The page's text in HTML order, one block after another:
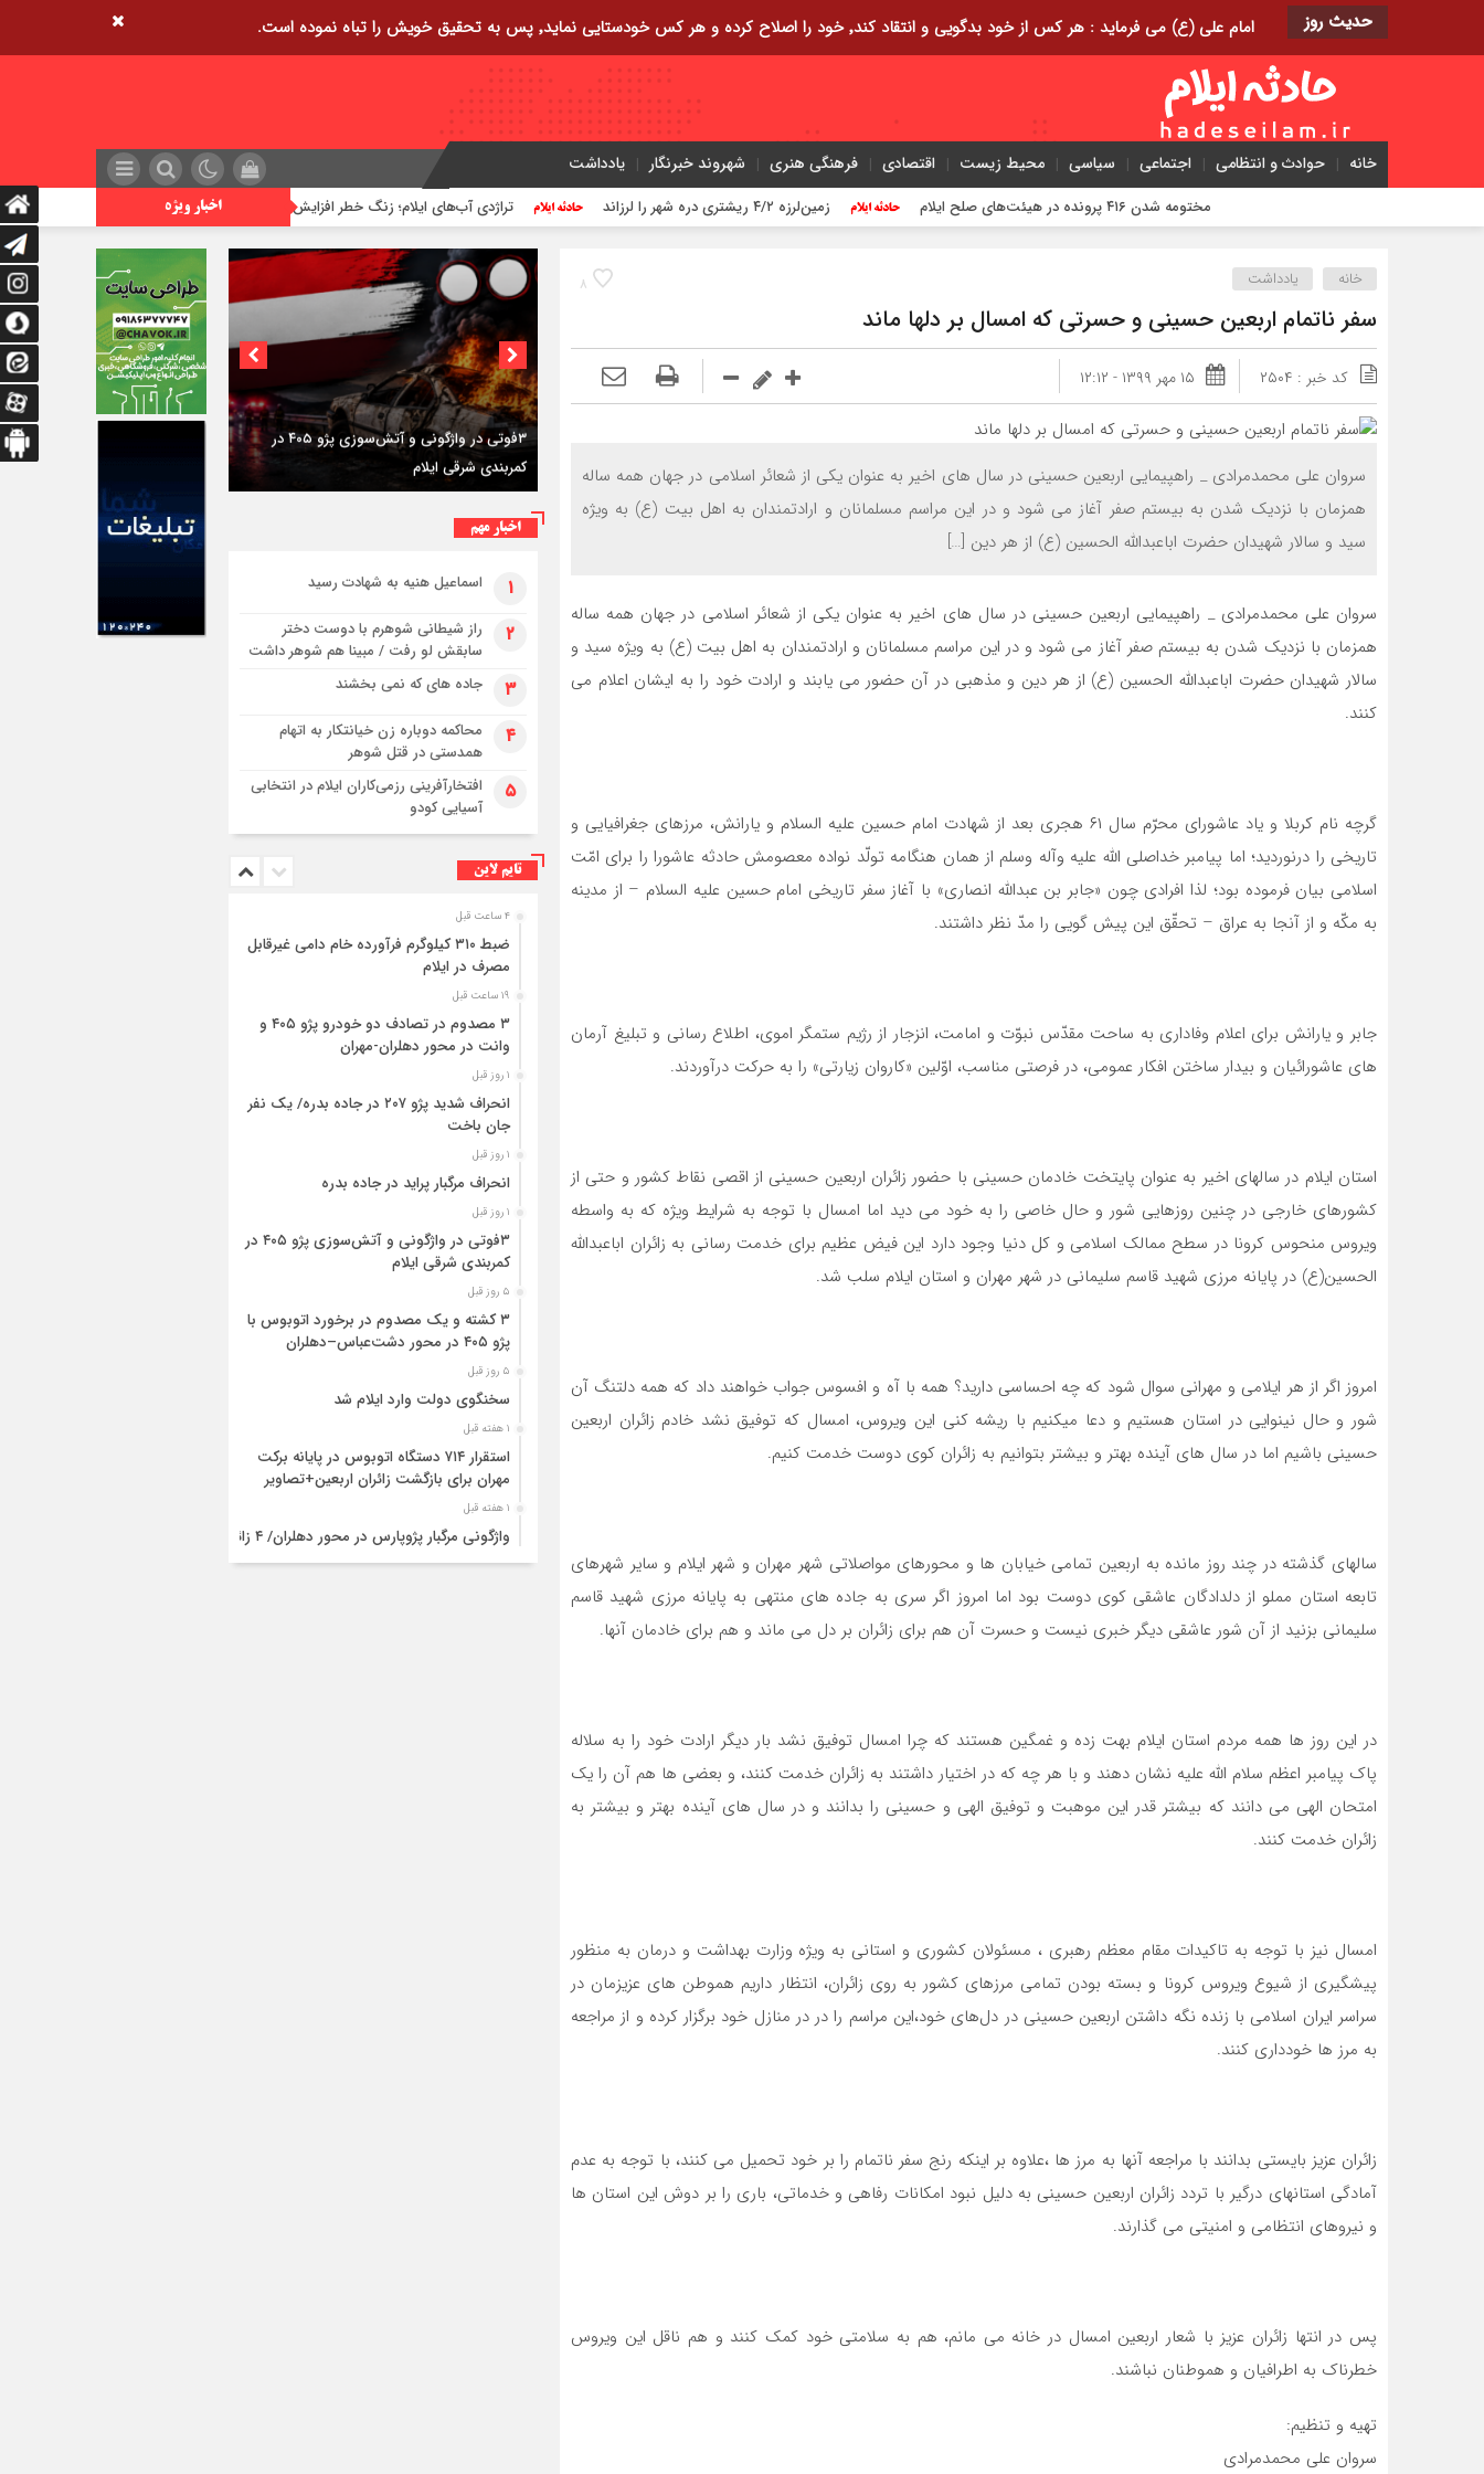
حدیث روز امام علی (ع) می فرماید : هر کس از خود بدگویی و انتقاد کند٬ خود را اصلاح کرده و هر کس خودستایی نماید٬ پس به تحقیق خویش را تباه نموده است.
خانه حوادث و انتظامی اجتماعی سیاسی محیط زیست اقتصادی فرهنگی هنری شهروند خبرنگار یادداشت
اخبار ویژه مختومه شدن ۴۱۶ پرونده در هیئت‌های صلح ایلام زمین‌لرزه ۴/۲ ریشتری دره شهر را لرزاند تراژدی آب‌های ایلام؛ زنگ خطر افزایش غرق شدگی ها زمین‌لرزه ۲/۵ ریشتری مورموری را لرزاند
۸ خانه یادداشت
سفر ناتمام اربعین حسینی و حسرتی که امسال بر دلها ماند
کد خبر : ۲۵۰۴ ۱۵ مهر ۱۳۹۹ - ۱۲:۱۲
سروان علی محمدمرادی _ راهپیمایی اربعین حسینی در سال های اخیر به عنوان یکی از شعائر اسلامی در جهان همه ساله
همزمان با نزدیک شدن به بیستم صفر آغاز می شود و در این مراسم مسلمانان و ارادتمندان به اهل بیت (ع) به ویژه
سید و سالار شهیدان حضرت اباعبدالله الحسین (ع) از هر دین […]
سروان علی محمدمرادی _ راهپیمایی اربعین حسینی در سال های اخیر به عنوان یکی از شعائر اسلامی در جهان همه ساله
همزمان با نزدیک شدن به بیستم صفر آغاز می شود و در این مراسم مسلمانان و ارادتمندان به اهل بیت (ع) به ویژه سید و
سالار شهیدان حضرت اباعبدالله الحسین (ع) از هر دین و مذهبی در آن حضور می یابند و ارادت خود را به ایشان اعلام می
کنند.
گرچه نام کربلا و یاد عاشورای محرّم سال ۶۱ هجری بعد از شهادت امام حسین علیه السلام و یارانش، مرزهای جغرافیایی و
تاریخی را درنوردید؛ اما پیامبر خداصلی الله علیه وآله وسلم از همان هنگامه تولّد نواده معصومش حادثه عاشورا را برای امّت
اسلامی بیان فرموده بود؛ لذا افرادی چون «جابر بن عبدالله انصاری» با آغاز سفر تاریخی امام حسین علیه السلام – از مدینه
به مکّه و از آنجا به عراق – تحقّق این پیش گویی را مدّ نظر داشتند.
جابر و یارانش برای اعلام وفاداری به ساحت مقدّس نبوّت و امامت، انزجار از رژیم ستمگر اموی، اطلاع رسانی و تبلیغ آرمان
های عاشورائیان و بیدار ساختن افکار عمومی، در فرصتی مناسب، اوّلین «کاروان زیارتی» را به حرکت درآوردند.
استان ایلام در سالهای اخیر به عنوان پایتخت خادمان حسینی با حضور زائران اربعین حسینی از اقصی نقاط کشور و حتی از
کشورهای خارجی در چنین روزهایی شور و حال خاصی را به خود می دید اما امسال با توجه به شرایط ویژه که به واسطه
ویروس منحوس کرونا در سطح ممالک اسلامی و کل دنیا وجود دارد این فیض عظیم برای خدمت رسانی به زائران اباعبدالله
الحسین(ع) در پایانه مرزی شهید قاسم سلیمانی در شهر مهران و استان ایلام سلب شد.
امروز اگر از هر ایلامی و مهرانی سوال شود که چه احساسی دارید؟ همه با آه و افسوس جواب خواهند داد که همه دلتنگ آن
شور و حال نینوایی در استان هستیم و دعا میکنیم با ریشه کنی این ویروس، امسال که توفیق نشد خادم زائران اربعین
حسینی باشیم اما در سال های آینده بهتر و بیشتر بتوانیم به زائران کوی دوست خدمت کنیم.
سالهای گذشته در چند روز مانده به اربعین تمامی خیابان ها و محورهای مواصلاتی شهر مهران و شهر ایلام و سایر شهرهای
تابعه استان مملو از دلدادگان عاشقی کوی دوست بود اما امروز اگر سری به جاده های منتهی به پایانه مرزی شهید قاسم
سلیمانی بزنید از آن شور عاشقی دیگر خبری نیست و حسرت آن هم برای زائران بر دل می ماند و هم برای خادمان آنها.
در این روز ها همه مردم استان ایلام بهت زده و غمگین هستند که چرا امسال توفیق نشد بار دیگر ارادت خود را به سلاله
پاک پیامبر اعظم سلام الله علیه نشان دهند و با هر چه که در اختیار داشتند به زائران خدمت کنند، و بعضی ها هم آن را یک
امتحان الهی می دانند که بیشتر قدر این موهبت و توفیق الهی و حسینی را بدانند و در سال های آینده بهتر و بیشتر به
زائران خدمت کنند.
امسال نیز با توجه به تاکیدات مقام معظم رهبری ، مسئولان کشوری و استانی به ویژه وزارت بهداشت و درمان به منظور
پیشگیری از شیوع ویروس کرونا و بسته بودن تمامی مرزهای کشور به روی زائران، انتظار داریم هموطن های عزیزمان در
سراسر ایران اسلامی با زنده نگه داشتن اربعین حسینی در دل‌های خود،این مراسم را در در منازل خود برگزار کرده و از مراجعه
به مرز ها خودداری کنند.
زائران عزیز بایستی بدانند با مراجعه آنها به مرز ها ،علاوه بر اینکه رنج سفر ناتمام را بر خود تحمیل می کنند، با توجه به عدم
آمادگی استانهای درگیر با تردد زائران اربعین حسینی به دلیل نبود امکانات رفاهی و خدماتی، باری را بر دوش این استان ها
و نیروهای انتظامی و امنیتی می گذارند.
پس در انتها زائران عزیز با شعار اربعین امسال در خانه می مانم، هم به سلامتی خود کمک کنند و هم ناقل این ویروس
خطرناک به اطرافیان و هموطنان نباشند.
تهیه و تنظیم:
سروان علی محمدمرادی
۳فوتی در واژگونی و آتش‌سوزی پژو ۴۰۵ در
کمربندی شرقی ایلام
اخبار مهم
۱ اسماعیل هنیه به شهادت رسید
۲
راز شیطانی شوهرم با دوست دختر
سابقش لو رفت / مبینا هم شوهر داشت
۳ جاده های که نمی بخشند
۴
محاکمه دوباره زن خیانتکار به اتهام
همدستی در قتل شوهر
۵
افتخارآفرینی رزمی‌کاران ایلام در انتخابی
آسیایی کودو
تایم لاین
۴ ساعت قبل
ضبط ۳۱۰ کیلوگرم فرآورده خام دامی غیرقابل
مصرف در ایلام
۱۹ ساعت قبل
۳ مصدوم در تصادف دو خودرو پژو ۴۰۵ و
وانت در محور دهلران-مهران
۱ روز قبل
انحراف شدید پژو ۲۰۷ در جاده بدره/ یک نفر
جان باخت
۱ روز قبل
انحراف مرگبار پراید در جاده بدره
۱ روز قبل
۳فوتی در واژگونی و آتش‌سوزی پژو ۴۰۵ در
کمربندی شرقی ایلام
۵ روز قبل
۳ کشته و یک مصدوم در برخورد اتوبوس با
پژو ۴۰۵ در محور دشت‌عباس–دهلران
۵ روز قبل
سخنگوی دولت وارد ایلام شد
۱ هفته قبل
استقرار ۷۱۴ دستگاه اتوبوس در پایانه برکت
مهران برای بازگشت زائران اربعین+تصاویر
۱ هفته قبل
واژگونی مرگبار پژوپارس در محور دهلران/ ۴ زائر
اربعین جان باختند